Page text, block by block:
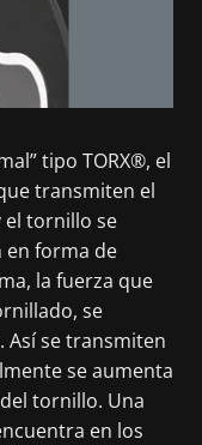
tipo TORX®, el
transmiten el
el tornillo se
en forma de
la fuerza que
se
Así se transmiten
se aumenta
tornillo. Una
en los